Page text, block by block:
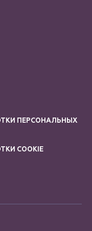
ПЕРСОНАЛЬНЫХ
COOKIE